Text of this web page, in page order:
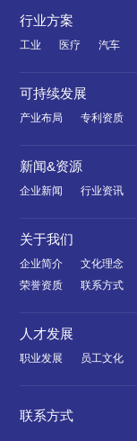
行业方案
工业 医疗 汽车
可持续发展
产业布局 专利资质
新闻&资源
企业新闻 行业资讯
关于我们
企业简介 文化理念
荣誉资质
联系方式
人才发展
职业发展 员工文化
联系方式